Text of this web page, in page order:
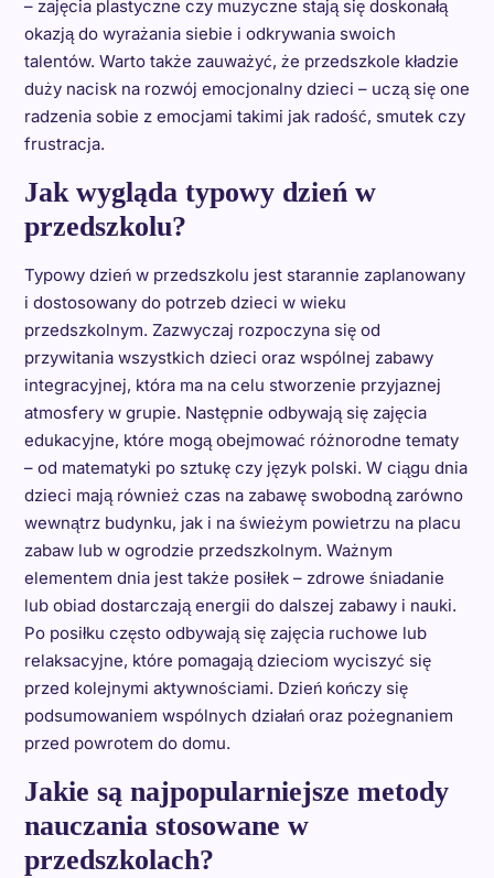
– zajęcia plastyczne czy muzyczne stają się doskonałą
okazją do wyrażania siebie i odkrywania swoich
talentów. Warto także zauważyć, że przedszkole kładzie
duży nacisk na rozwój emocjonalny dzieci – uczą się one
radzenia sobie z emocjami takimi jak radość, smutek czy
frustracja.
Jak wygląda typowy dzień w
przedszkolu?
Typowy dzień w przedszkolu jest starannie zaplanowany
i dostosowany do potrzeb dzieci w wieku
przedszkolnym. Zazwyczaj rozpoczyna się od
przywitania wszystkich dzieci oraz wspólnej zabawy
integracyjnej, która ma na celu stworzenie przyjaznej
atmosfery w grupie. Następnie odbywają się zajęcia
edukacyjne, które mogą obejmować różnorodne tematy
– od matematyki po sztukę czy język polski. W ciągu dnia
dzieci mają również czas na zabawę swobodną zarówno
wewnątrz budynku, jak i na świeżym powietrzu na placu
zabaw lub w ogrodzie przedszkolnym. Ważnym
elementem dnia jest także posiłek – zdrowe śniadanie
lub obiad dostarczają energii do dalszej zabawy i nauki.
Po posiłku często odbywają się zajęcia ruchowe lub
relaksacyjne, które pomagają dzieciom wyciszyć się
przed kolejnymi aktywnościami. Dzień kończy się
podsumowaniem wspólnych działań oraz pożegnaniem
przed powrotem do domu.
Jakie są najpopularniejsze metody
nauczania stosowane w
przedszkolach?